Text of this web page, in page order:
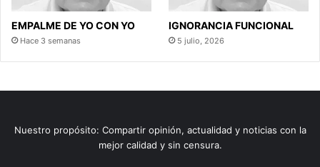
EMPALME DE YO CON YO
Hace 3 semanas
IGNORANCIA FUNCIONAL
5 julio, 2026
Nuestro propósito: Compartir opinión, actualidad y noticias con la
mejor calidad y sin censura.